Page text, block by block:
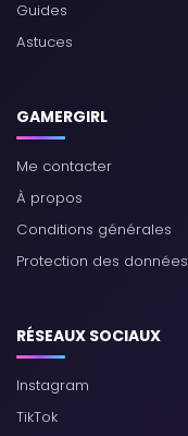
Guides
Astuces
GAMERGIRL
Me contacter
À propos
Conditions générales
Protection des données
RÉSEAUX SOCIAUX
Instagram
TikTok